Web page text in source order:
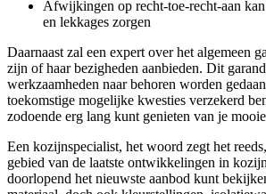
Afwijkingen op recht-toe-recht-aan
en lekkages zorgen
Daarnaast zal een expert over het algemeen
zijn of haar bezigheden aanbieden. Dit
werkzaamheden naar behoren worden
toekomstige mogelijke kwesties verzekerd
zodoende erg lang kunt genieten van je
Een kozijnspecialist, het woord zegt het
gebied van de laatste ontwikkelingen in
doorlopend het nieuwste aanbod kunt